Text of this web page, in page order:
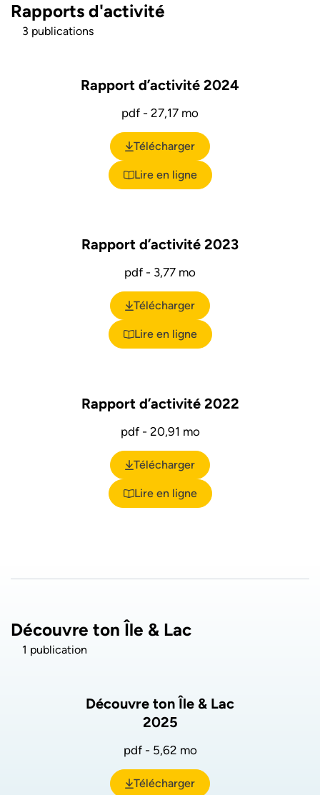
Rapports d'activité
3 publications
Rapport d’activité 2024
pdf - 27,17 mo
Télécharger
(ouverture dans un nouvel
Lire en ligne
Rapport d’activité 2023
pdf - 3,77 mo
Télécharger
(ouverture dans un nouvel
Lire en ligne
Rapport d’activité 2022
pdf - 20,91 mo
Télécharger
(ouverture dans un nouvel
Lire en ligne
Découvre ton Île & Lac
1 publication
Découvre ton Île & Lac
2025
pdf - 5,62 mo
Télécharger
(ouverture dans un nouvel